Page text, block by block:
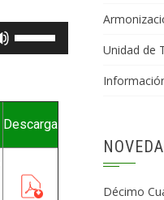
Utiliza
las
de
flecha
arriba/abajo
aumentar
Descarga
Unidad de
Décimo